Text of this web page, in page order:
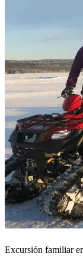
Excursión familiar